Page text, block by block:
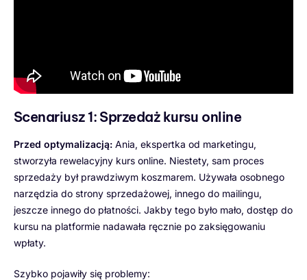
Scenariusz 1: Sprzedaż kursu online
Przed optymalizacją: Ania, ekspertka od marketingu,
stworzyła rewelacyjny kurs online. Niestety, sam proces
sprzedaży był prawdziwym koszmarem. Używała osobnego
narzędzia do strony sprzedażowej, innego do mailingu,
jeszcze innego do płatności. Jakby tego było mało, dostęp do
kursu na platformie nadawała ręcznie po zaksięgowaniu
wpłaty.
Szybko pojawiły się problemy: